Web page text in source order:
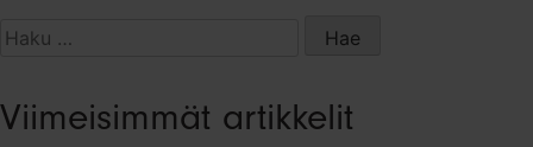
Haku:
Viimeisimmät artikkelit